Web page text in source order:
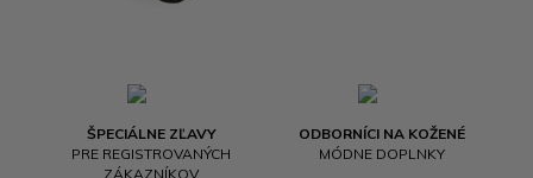
ŠPECIÁLNE ZĽAVY
PRE REGISTROVANÝCH
ZÁKAZNÍKOV
ODBORNÍCI NA KOŽENÉ
MÓDNE DOPLNKY